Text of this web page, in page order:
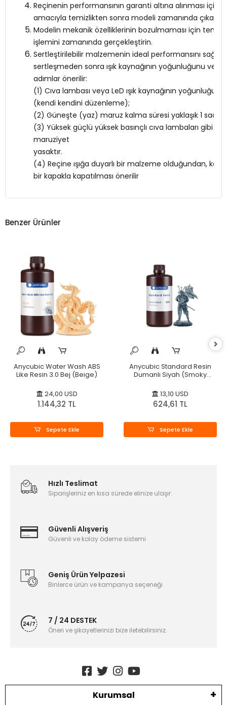
Reçinenin performansının garanti altına alınması
amacıyla temizlikten sonra modeli zamanında çıkarın.
Modelin mekanik özelliklerinin bozulmaması için
işlemini zamanında gerçekleştirin.
Sertleştirilebilir malzemenin ideal performansını
sertleşmeden sonra ışık kaynağının yoğunluğunu ve
adımlar önerilir:
(1) Cıva lambası veya LeD ışık kaynağının
(kendi kendini düzenleme);
(2) Güneşte (yaz) maruz kalma süresi yaklaşık 1
(3) Yüksek güçlü yüksek basınçlı cıva lambaları gibi
maruziyet
yasaktır.
(4) Reçine ışığa duyarlı bir malzeme olduğundan,
bir kapakla kapatılması önerilir
Benzer Ürünler
Anycubic Water Wash ABS
Like Resin 3.0 Bej (Beige)
24,00 USD
1.144,32 TL
Sepete Ekle
Anycubic Standard Resin
Dumanlı Siyah (Smoky
13,10 USD
624,61 TL
Sepete Ekle
Hızlı Teslimat
Siparişleriniz en kısa sürede elinize ulaşır.
Güvenli Alışveriş
Güvenli ve kolay ödeme sistemi
Geniş Ürün Yelpazesi
Binlerce ürün ve kampanya seçeneği
7 / 24 DESTEK
Öneri ve şikayetlerinizi bize iletebilirsiniz.
Kurumsal